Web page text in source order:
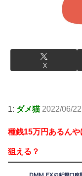
X
1: ダメ猫 2022/06/
種銭15万円あるん
狙える？